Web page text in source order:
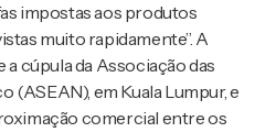
impostas aos produtos
muito rapidamente”. A
cúpula da Associação das
(ASEAN), em Kuala Lumpur, e
comercial entre os